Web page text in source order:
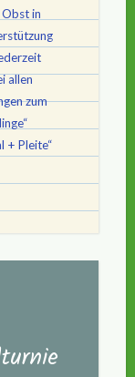
in
allen
zum
+ Pleite“